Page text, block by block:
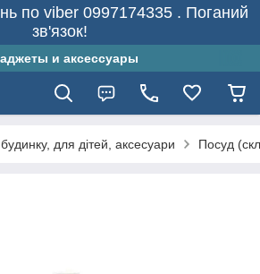
по viber 0997174335 . Поганий
зв'язок!
и аксессуары
для дітей, аксесуари Посуд